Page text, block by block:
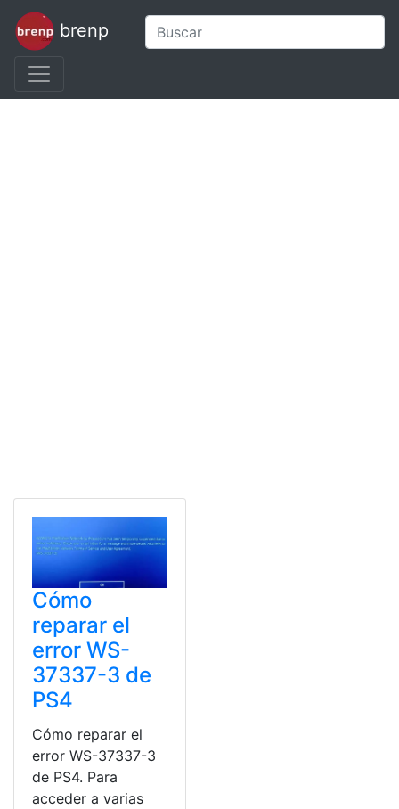
brenp
Cómo
reparar el
error WS-
37337-3 de
PS4
Cómo reparar el
error WS-37337-3
de PS4. Para
acceder a varias